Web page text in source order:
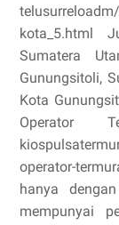
kota_5.html
Sumatera
Gunungsitoli,
Kota
Operator
operator-
hanya
mempunyai